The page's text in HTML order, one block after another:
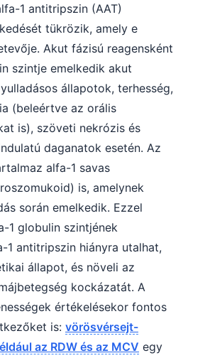
1 antitripszin (AAT)
tükrözik, amely e
Akut fázisú reagensként
szintje emelkedik akut
állapotok, terhesség,
(beleértve az orális
is), szöveti nekrózis és
daganatok esetén. Az
alfa-1 savas
is, amelynek
során emelkedik. Ezzel
1 globulin szintjének
1 antitripszin hiányra utalhat,
állapot, és növeli az
kockázatát. A
értékelésekor fontos
is: vörösvérsejt-
az RDW és az MCV egy